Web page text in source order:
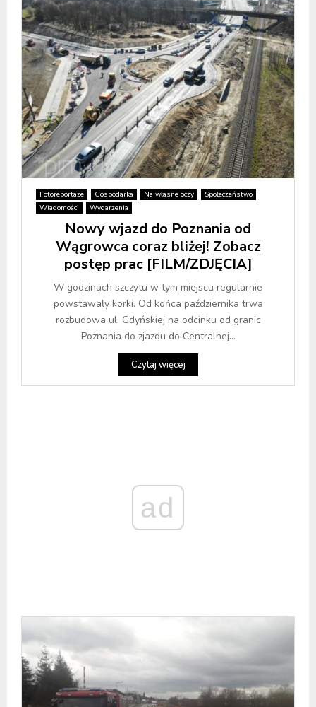
Fotoreportaże Gospodarka Na własne oczy
Społeczeństwo
Wiadomości
Wydarzenia
Nowy wjazd do Poznania od
Wągrowca coraz bliżej! Zobacz
postęp prac [FILM/ZDJĘCIA]
W godzinach szczytu w tym miejscu regularnie
powstawały korki. Od końca października trwa
rozbudowa ul. Gdyńskiej na odcinku od granic
Poznania do zjazdu do Centralnej...
Czytaj więcej
ad